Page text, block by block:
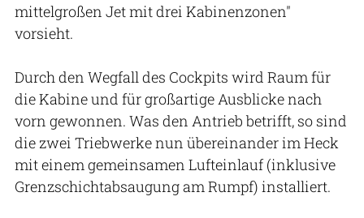
mittelgroßen Jet mit drei Kabinenzonen"
vorsieht.
Durch den Wegfall des Cockpits wird Raum für
die Kabine und für großartige Ausblicke nach
vorn gewonnen. Was den Antrieb betrifft, so sind
die zwei Triebwerke nun übereinander im Heck
mit einem gemeinsamen Lufteinlauf (inklusive
Grenzschichtabsaugung am Rumpf) installiert.